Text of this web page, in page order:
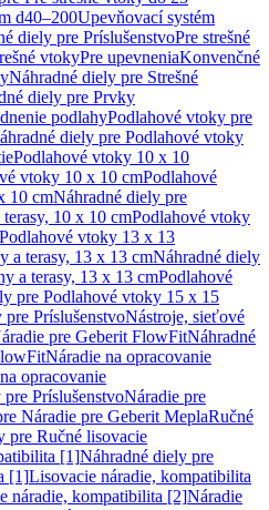
d40–200Upevňovací systém
diely pre PríslušenstvoPre strešné
vtokyPre upevneniaKonvenčné
Náhradné diely pre Strešné
diely pre Prvky
podlahyPodlahové vtoky pre
diely pre Podlahové vtoky
Podlahové vtoky 10 x 10
vtoky 10 x 10 cmPodlahové
10 cmNáhradné diely pre
10 x 10 cmPodlahové vtoky
vtoky 13 x 13
a terasy, 13 x 13 cmNáhradné diely
a terasy, 13 x 13 cmPodlahové
pre Podlahové vtoky 15 x 15
PríslušenstvoNástroje, sieťové
pre Geberit FlowFitNáhradné
Náradie na opracovanie
opracovanie
PríslušenstvoNáradie pre
Náradie pre Geberit MeplaRučné
pre Ručné lisovacie
[1]Náhradné diely pre
[1]Lisovacie náradie, kompatibilita
náradie, kompatibilita [2]Náradie